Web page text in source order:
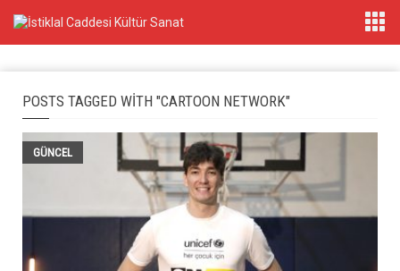
POSTS TAGGED WITH "CARTOON NETWORK"
GÜNCEL